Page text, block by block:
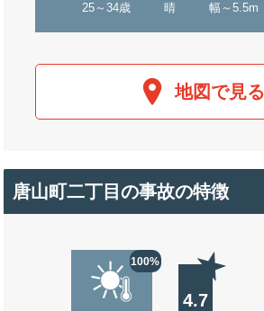
25～34歳 晴 幅～5.5m
地図で見る
唐山町二丁目の事故の特徴
100%
4.7